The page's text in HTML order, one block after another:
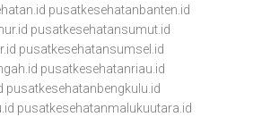
pusatkesehatanbanten.id
pusatkesehatansumut.id
pusatkesehatansumsel.id
pusatkesehatanriau.id
pusatkesehatanbengkulu.id
pusatkesehatanmalukuutara.id